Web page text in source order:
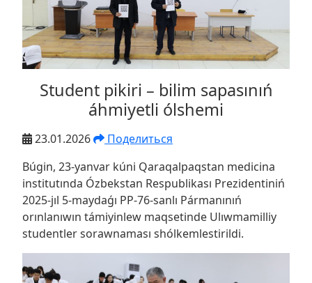
Student pikiri – bilim sapasınıń
áhmiyetli ólshemi
23.01.2026
Поделиться
Búgin, 23-yanvar kúni Qaraqalpaqstan medicina
institutında Ózbekstan Respublikası Prezidentiniń
2025-jıl 5-maydaǵı PP-76-sanlı Pármanınıń
orınlanıwın támiyinlew maqsetinde Ulıwmamilliy
studentler sorawnaması shólkemlestirildi.